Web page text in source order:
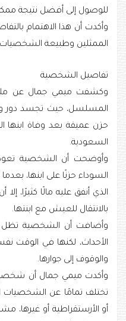
للوصول إلى أفضل نتيجة
وأكدت أن هذا الاهتمام
الممثلين وطبيعة الشخصيات
تفاصيل الشخصية
وكشفت ميمي جمال عن
المسلسل، حيث تجسد دور
حزن عميقة بعد وفاة ابنها
السعودية.
وأوضحت أن الشخصية تعود
السوداء حزنًا على ابنها،
الذي أنفق عليه مالًا كثيرًا،
بالانتقال للعيش مع ابنتها.
وأضافت أن الشخصية تظل
الأحداث، لكنها في الوقت
والوقوف إلى جوارها.
وأكدت ميمي جمال أن شخصية
تختلف تمامًا عن الشخصيات
أو الأرستقراطية أو